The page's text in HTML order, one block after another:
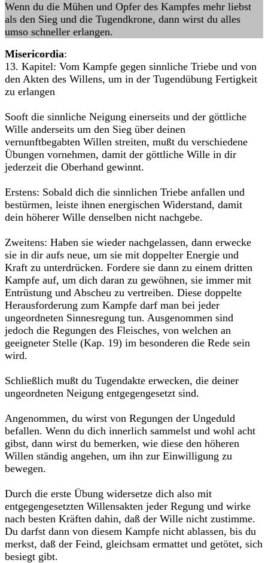
Wenn du die Mühen und Opfer des Kampfes mehr liebst
als den Sieg und die Tugendkrone, dann wirst du alles
umso schneller erlangen.
Misericordia:
13. Kapitel: Vom Kampfe gegen sinnliche Triebe und von
den Akten des Willens, um in der Tugendübung Fertigkeit
zu erlangen
Sooft die sinnliche Neigung einerseits und der göttliche
Wille anderseits um den Sieg über deinen
vernunftbegabten Willen streiten, mußt du verschiedene
Übungen vornehmen, damit der göttliche Wille in dir
jederzeit die Oberhand gewinnt.
Erstens: Sobald dich die sinnlichen Triebe anfallen und
bestürmen, leiste ihnen energischen Widerstand, damit
dein höherer Wille denselben nicht nachgebe.
Zweitens: Haben sie wieder nachgelassen, dann erwecke
sie in dir aufs neue, um sie mit doppelter Energie und
Kraft zu unterdrücken. Fordere sie dann zu einem dritten
Kampfe auf, um dich daran zu gewöhnen, sie immer mit
Entrüstung und Abscheu zu vertreiben. Diese doppelte
Herausforderung zum Kampfe darf man bei jeder
ungeordneten Sinnesregung tun. Ausgenommen sind
jedoch die Regungen des Fleisches, von welchen an
geeigneter Stelle (Kap. 19) im besonderen die Rede sein
wird.
Schließlich mußt du Tugendakte erwecken, die deiner
ungeordneten Neigung entgegengesetzt sind.
Angenommen, du wirst von Regungen der Ungeduld
befallen. Wenn du dich innerlich sammelst und wohl acht
gibst, dann wirst du bemerken, wie diese den höheren
Willen ständig angehen, um ihn zur Einwilligung zu
bewegen.
Durch die erste Übung widersetze dich also mit
entgegengesetzten Willensakten jeder Regung und wirke
nach besten Kräften dahin, daß der Wille nicht zustimme.
Du darfst dann von diesem Kampfe nicht ablassen, bis du
merkst, daß der Feind, gleichsam ermattet und getötet, sich
besiegt gibt.